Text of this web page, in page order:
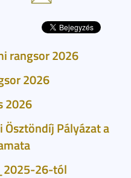
rangsor 2026
2026
2026
Pályázat a
26-tól